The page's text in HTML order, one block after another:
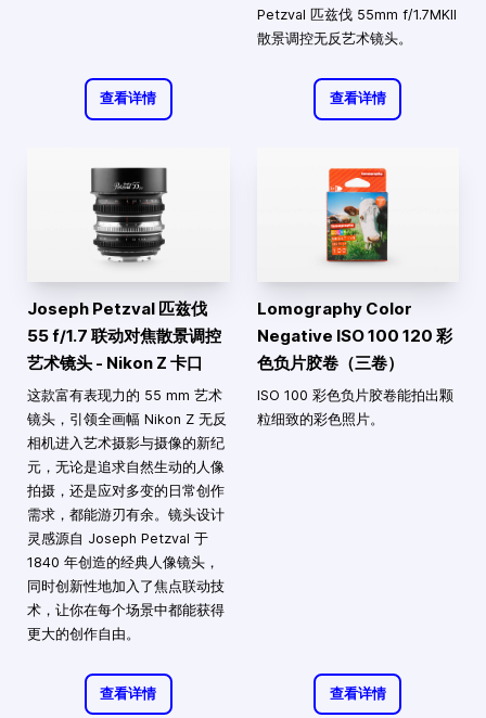
查看详情
Petzval 匹兹伐 55mm f/1.7MKII
散景调控无反艺术镜头。
查看详情
Joseph Petzval 匹兹伐
55 f/1.7 联动对焦散景调控
艺术镜头 - Nikon Z 卡口
这款富有表现力的 55 mm 艺术
镜头，引领全画幅 Nikon Z 无反
相机进入艺术摄影与摄像的新纪
元，无论是追求自然生动的人像
拍摄，还是应对多变的日常创作
需求，都能游刃有余。镜头设计
灵感源自 Joseph Petzval 于
1840 年创造的经典人像镜头，
同时创新性地加入了焦点联动技
术，让你在每个场景中都能获得
更大的创作自由。
查看详情
Lomography Color
Negative ISO 100 120 彩
色负片胶卷（三卷）
ISO 100 彩色负片胶卷能拍出颗
粒细致的彩色照片。
查看详情